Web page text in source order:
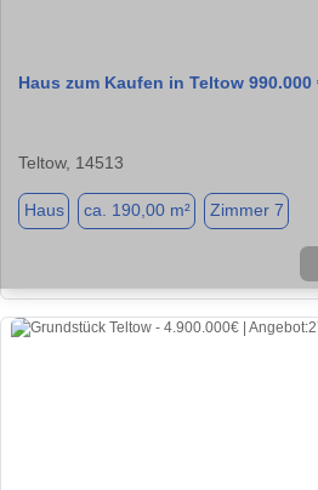
Haus zum Kaufen in Teltow 990.000
Teltow, 14513
Haus ca. 190,00 m² Zimmer 7